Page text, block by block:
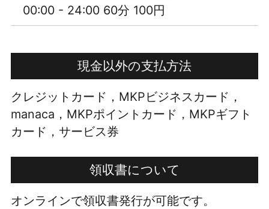
00:00 - 24:00 60分 100円
現金以外の支払方法
クレジットカード，MKPビジネスカード，
manaca，MKPポイントカード，MKPギフト
カード，サービス券
領収書について
オンラインで領収書発行が可能です。